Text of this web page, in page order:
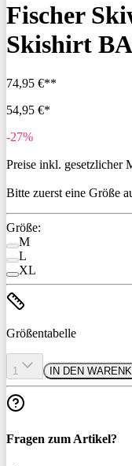
Fischer
Skishirt
74,95 €**
54,95 €*
-27%
Preise inkl. gesetzlicher
Bitte zuerst eine Größe
Größe:
M
L
XL
Größentabelle
1 IN DEN
Fragen zum Artikel?